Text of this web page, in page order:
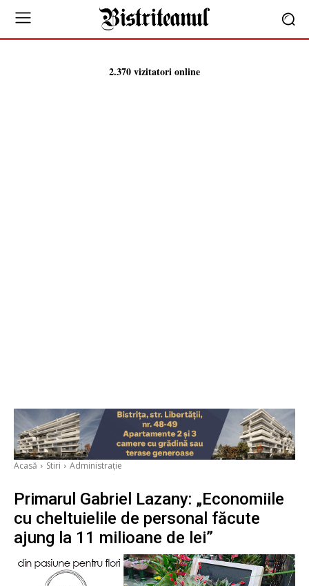
2.370 vizitatori online
Acasă Stiri Administrație
Primarul Gabriel Lazany: „Economiile
cu cheltuielile de personal făcute
ajung la 11 milioane de lei”